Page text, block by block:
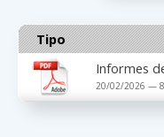
Tipo
Informes
20/02/2026 —